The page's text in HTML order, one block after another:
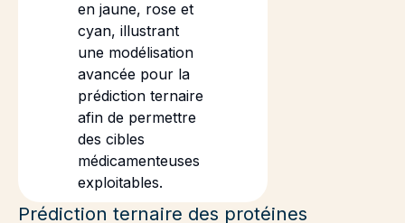
Prédiction ternaire des protéines